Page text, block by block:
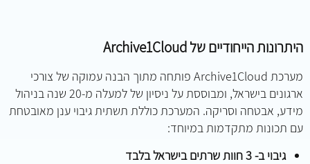
היתרונות הייחודיים של
מערכת Archive1Cloud פותחה מתוך הבנה עמוקה של צורכי
ארגונים בישראל, ומבוססת על ניסיון של למעלה מ-20 שנה בניהול
מידע, אבטחה וסריקה. המערכת כוללת תשתית גיבוי ענן מאובטחת
עם תכונות מתקדמות במיוחד:
גיבוי ב- 3 חוות שרתים בישראל בלבד